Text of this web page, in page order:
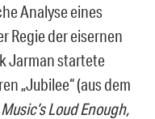
Analyse eines
Regie der eisernen
Jarman startete
„Jubilee“ (aus dem
Loud Enough,